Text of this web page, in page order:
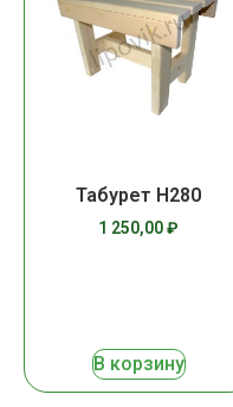
Табурет Н280
1 250,00₽
В корзину